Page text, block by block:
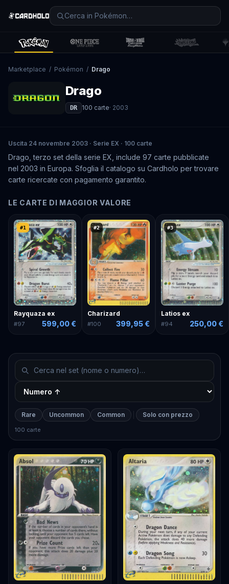
Marketplace / Pokémon / Drago
Drago
DR 100 carte· 2003
Uscita 24 novembre 2003 · Serie EX · 100 carte
Drago, terzo set della serie EX, include 97 carte pubblicate
nel 2003 in Europa. Sfoglia il catalogo su Cardholo per trovare
carte ricercate con pagamento garantito.
LE CARTE DI MAGGIOR VALORE
#1
Rayquaza ex
#97 599,00 €
#2
Charizard
#100 399,95 €
#3
Latios ex
#94 250,00 €
Rare Uncommon Common Solo con prezzo
100 carte